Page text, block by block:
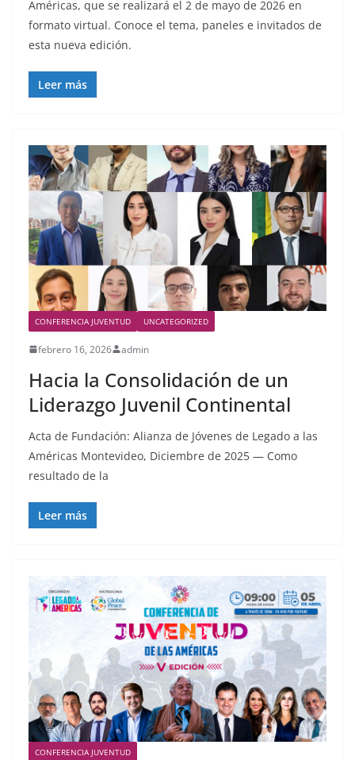
Américas, que se realizará el 2 de mayo de 2026 en
formato virtual. Conoce el tema, paneles e invitados de
esta nueva edición.
Leer más
CONFERENCIA JUVENTUD UNCATEGORIZED
febrero 16, 2026 admin
Hacia la Consolidación de un
Liderazgo Juvenil Continental
Acta de Fundación: Alianza de Jóvenes de Legado a las
Américas Montevideo, Diciembre de 2025 — Como
resultado de la
Leer más
CONFERENCIA JUVENTUD